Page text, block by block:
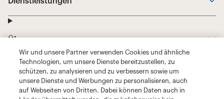
Wir und unsere Partner verwenden Cookies und ähnliche
Technologien, um unsere Dienste bereitzustellen, zu
schützen, zu analysieren und zu verbessern sowie um
unsere Dienste und Werbungen zu personalisieren, auch
auf Webseiten von Dritten. Dabei können Daten auch in